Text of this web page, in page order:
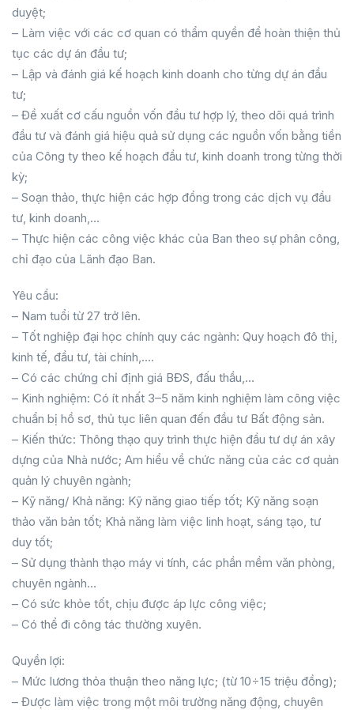
duyệt;
– Làm việc với các cơ quan có thẩm quyền để hoàn thiện thủ
tục các dự án đầu tư;
– Lập và đánh giá kế hoạch kinh doanh cho từng dự án đầu
tư;
– Đề xuất cơ cấu nguồn vốn đầu tư hợp lý, theo dõi quá trình
đầu tư và đánh giá hiệu quả sử dụng các nguồn vốn bằng tiền
của Công ty theo kế hoạch đầu tư, kinh doanh trong từng thời
kỳ;
– Soạn thảo, thực hiện các hợp đồng trong các dịch vụ đầu
tư, kinh doanh,…
– Thực hiện các công việc khác của Ban theo sự phân công,
chỉ đạo của Lãnh đạo Ban.
Yêu cầu:
– Nam tuổi từ 27 trở lên.
– Tốt nghiệp đại học chính quy các ngành: Quy hoạch đô thị,
kinh tế, đầu tư, tài chính,….
– Có các chứng chỉ định giá BĐS, đấu thầu,…
– Kinh nghiệm: Có ít nhất 3–5 năm kinh nghiệm làm công việc
chuẩn bị hồ sơ, thủ tục liên quan đến đầu tư Bất động sản.
– Kiến thức: Thông thạo quy trình thực hiện đầu tư dự án xây
dựng của Nhà nước; Am hiểu về chức năng của các cơ quản
quản lý chuyên ngành;
– Kỹ năng/ Khả năng: Kỹ năng giao tiếp tốt; Kỹ năng soạn
thảo văn bản tốt; Khả năng làm việc linh hoạt, sáng tạo, tư
duy tốt;
– Sử dụng thành thạo máy vi tính, các phần mềm văn phòng,
chuyên ngành…
– Có sức khỏe tốt, chịu được áp lực công việc;
– Có thể đi công tác thường xuyên.
Quyền lợi:
– Mức lương thỏa thuận theo năng lực; (từ 10÷15 triệu đồng);
– Được làm việc trong một môi trường năng động, chuyên